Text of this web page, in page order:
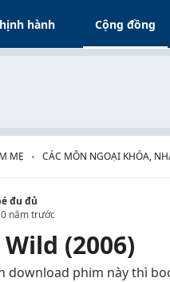
hành Cộng đồng
MẸ
CÁC MÔN NGOẠI KHÓA,
đu đủ
năm trước
(2006)
download phim này thì